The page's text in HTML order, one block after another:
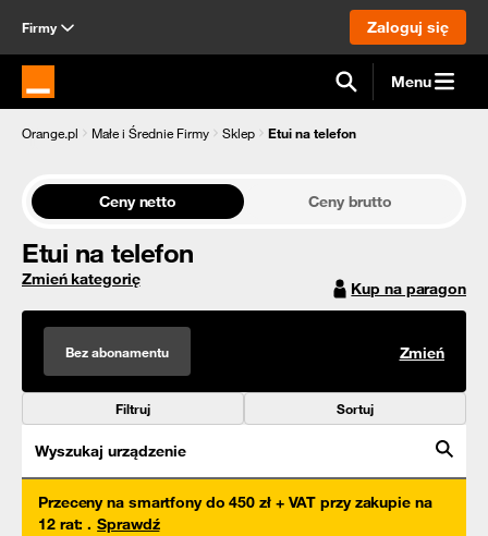
Firmy Zaloguj się
Strona główna Orange.pl Menu
Orange.pl Małe i Średnie Firmy Sklep Etui na telefon
Ceny netto Ceny brutto
Etui na telefon
Zmień kategorię Kup na paragon
Bez abonamentu Zmień
Filtruj Sortuj
Wyszukaj urządzenie
Przeceny na smartfony do 450 zł + VAT przy zakupie na
12 rat: . Sprawdź